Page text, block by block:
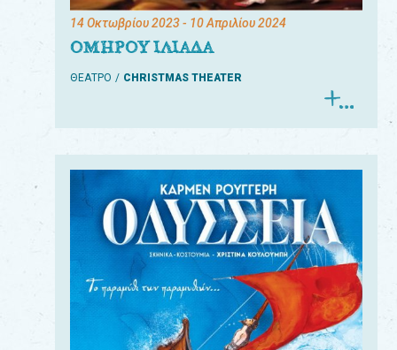
14 Οκτωβρίου 2023- 10 Απριλίου 2024
ΟΜΗΡΟΥ ΙΛΙΑΔΑ
ΘΕΑΤΡΟ CHRISTMAS THEATER